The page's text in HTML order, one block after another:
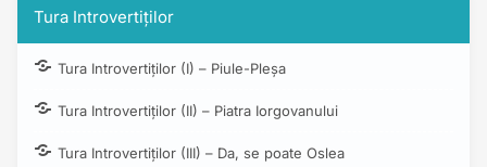
Tura Introvertiților
Tura Introvertiților (I) – Piule-Pleșa
Tura Introvertiților (II) – Piatra Iorgovanului
Tura Introvertiților (III) – Da, se poate Oslea